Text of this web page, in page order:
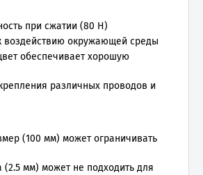
при сжатии (80 Н)
воздействию окружающей среды
обеспечивает хорошую
различных проводов и
(100 мм) может ограничивать
(2.5 мм) может не подходить для